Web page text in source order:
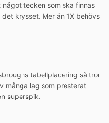
tecken som ska finnas
krysset. Mer än 1X behövs
tabellplacering så tror
många lag som presterat
superspik.